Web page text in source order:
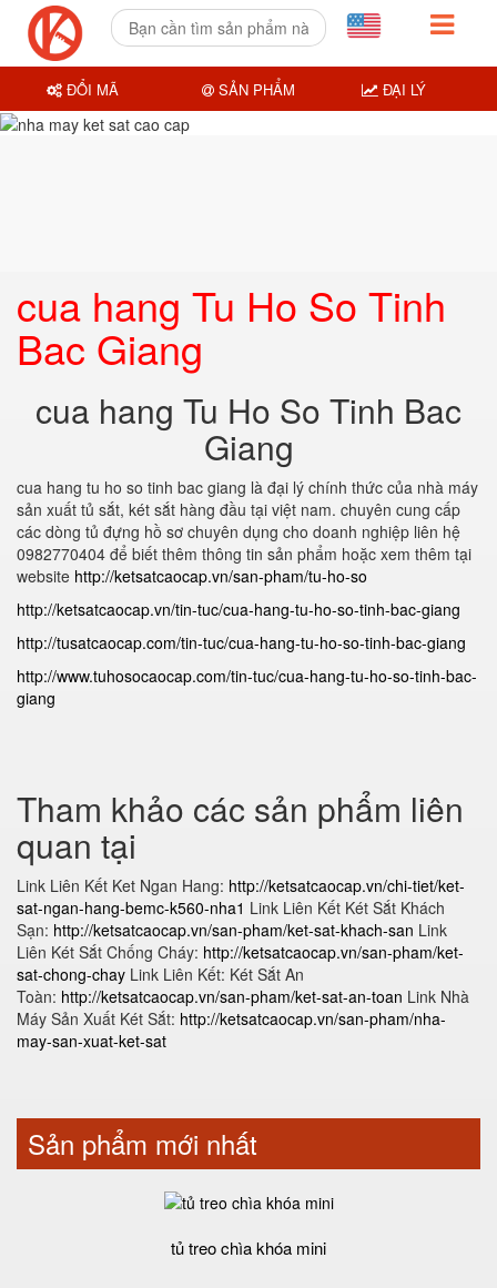
cua hang Tu Ho So Tinh
Bac Giang
cua hang Tu Ho So Tinh Bac
Giang
cua hang tu ho so tinh bac giang là đại lý chính thức của nhà máy
sản xuất tủ sắt, két sắt hàng đầu tại việt nam. chuyên cung cấp
các dòng tủ đựng hồ sơ chuyên dụng cho doanh nghiệp liên hệ
0982770404 để biết thêm thông tin sản phẩm hoặc xem thêm tại
website http://ketsatcaocap.vn/san-pham/tu-ho-so
http://ketsatcaocap.vn/tin-tuc/cua-hang-tu-ho-so-tinh-bac-giang
http://tusatcaocap.com/tin-tuc/cua-hang-tu-ho-so-tinh-bac-giang
http://www.tuhosocaocap.com/tin-tuc/cua-hang-tu-ho-so-tinh-bac-
giang
Tham khảo các sản phẩm liên
quan tại
Link Liên Kết Ket Ngan Hang: http://ketsatcaocap.vn/chi-tiet/ket-
sat-ngan-hang-bemc-k560-nha1 Link Liên Kết Két Sắt Khách
Sạn: http://ketsatcaocap.vn/san-pham/ket-sat-khach-san Link
Liên Két Sắt Chống Cháy: http://ketsatcaocap.vn/san-pham/ket-
sat-chong-chay Link Liên Kết: Két Sắt An
Toàn: http://ketsatcaocap.vn/san-pham/ket-sat-an-toan Link Nhà
Máy Sản Xuất Két Sắt: http://ketsatcaocap.vn/san-pham/nha-
may-san-xuat-ket-sat
Sản phẩm mới nhất
tủ treo chìa khóa mini
ĐỔI MÃ SẢN PHẨM ĐẠI LÝ